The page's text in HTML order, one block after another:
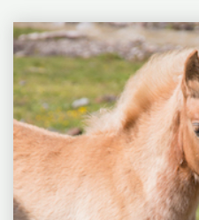
WEITERLESEN"CHRISTOPH
ACKERMANN,
MEHR
SINN
FÜR
BALANCE
–
UND
EHRLICHE
REITEREI"
Christiane
Slawik,
Wie
gemalt